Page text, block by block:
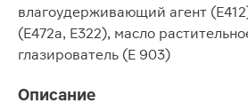
влагоудерживающий агент
(Е472а, Е322), масло
глазирователь (Е 903)
Описание